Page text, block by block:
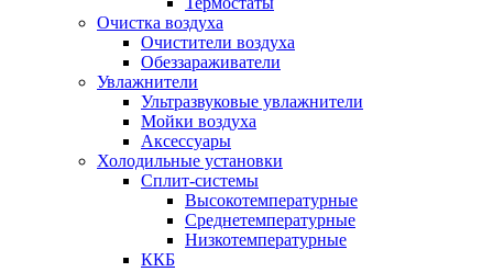
Очистка воздуха
Очистители воздуха
Обеззараживатели
Увлажнители
Ультразвуковые увлажнители
Мойки воздуха
Аксессуары
Холодильные установки
Сплит-системы
Высокотемпературные
Среднетемпературные
Низкотемпературные
ККБ